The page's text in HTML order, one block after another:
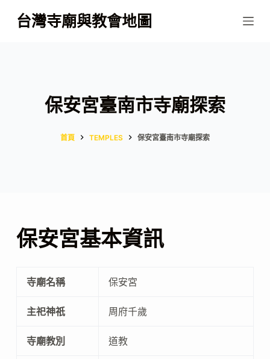
跳
至
台灣寺廟與教會地圖
保安宮臺南市寺廟探索
首頁 TEMPLES 保安宮臺南市寺廟探索
保安宮基本資訊
寺廟名稱 保安宮
主祀神祇 周府千歲
寺廟教別 道教